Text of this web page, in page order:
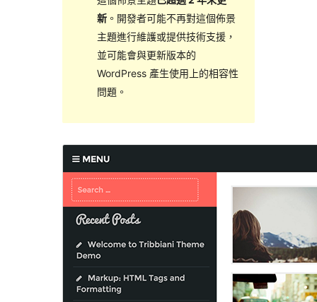
新。開發者可能不再對這個佈景
主題進行維護或提供技術支援，
並可能會與更新版本的
WordPress 產生使用上的相容性
問題。